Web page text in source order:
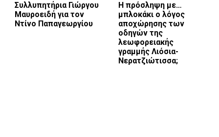
Συλλυπητήρια Γιώργου
Μαυροειδή για τον
Ντίνο Παπαγεωργίου
Η πρόσληψη με…
μπλοκάκι ο λόγος
αποχώρησης των
οδηγών της
λεωφορειακής
γραμμής Λιόσια-
Νερατζιώτισσα;